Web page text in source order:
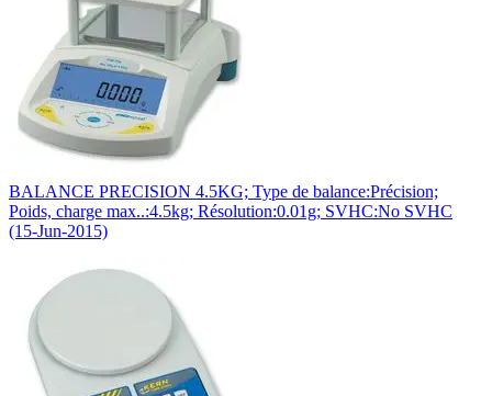
BALANCE PRECISION 4.5KG; Type de balance:Précision;
Poids, charge max..:4.5kg; Résolution:0.01g; SVHC:No SVHC
(15-Jun-2015)